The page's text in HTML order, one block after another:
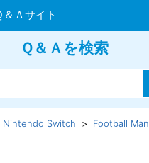
Ｑ＆Ａを検索
Nintendo Switch
Football